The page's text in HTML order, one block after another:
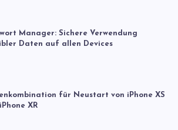
Manager: Sichere Verwendung
Daten auf allen Devices
für Neustart von iPhone XS
XR